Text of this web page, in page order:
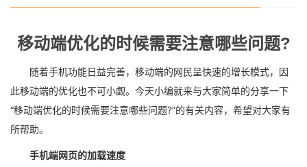
移动端优化的时候需要注意哪些问题?
随着手机功能日益完善，移动端的网民呈快速的增长模式，因
此移动端的优化也不可小觑。今天小编就来与大家简单的分享一下
“移动端优化的时候需要注意哪些问题?”的有关内容，希望对大家有
所帮助。
手机端网页的加载速度